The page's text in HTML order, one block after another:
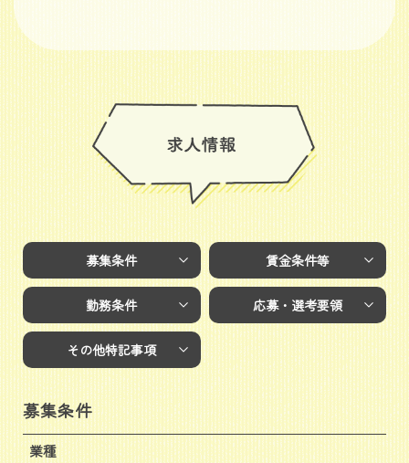
募集条件 賃金条件等
勤務条件 応募・選考要領
その他特記事項
募集条件
業種